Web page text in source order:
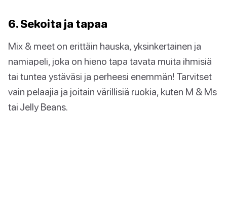
6. Sekoita ja tapaa
Mix & meet on erittäin hauska, yksinkertainen ja
namiapeli, joka on hieno tapa tavata muita ihmisiä
tai tuntea ystäväsi ja perheesi enemmän! Tarvitset
vain pelaajia ja joitain värillisiä ruokia, kuten M & Ms
tai Jelly Beans.